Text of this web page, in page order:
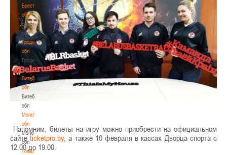
Брестская
обл
Брестская
обл
Гродненская
обл
Гродненская
обл
Витебская
обл
Витебская
обл
Могилевская
обл
Могилевская
обл
Гомельская
Напомним, билеты на игру можно приобрести на официальном
сайтеticketpro.by, а также 10 февраля в кассах Дворца спорта с
12.00 до 19.00.